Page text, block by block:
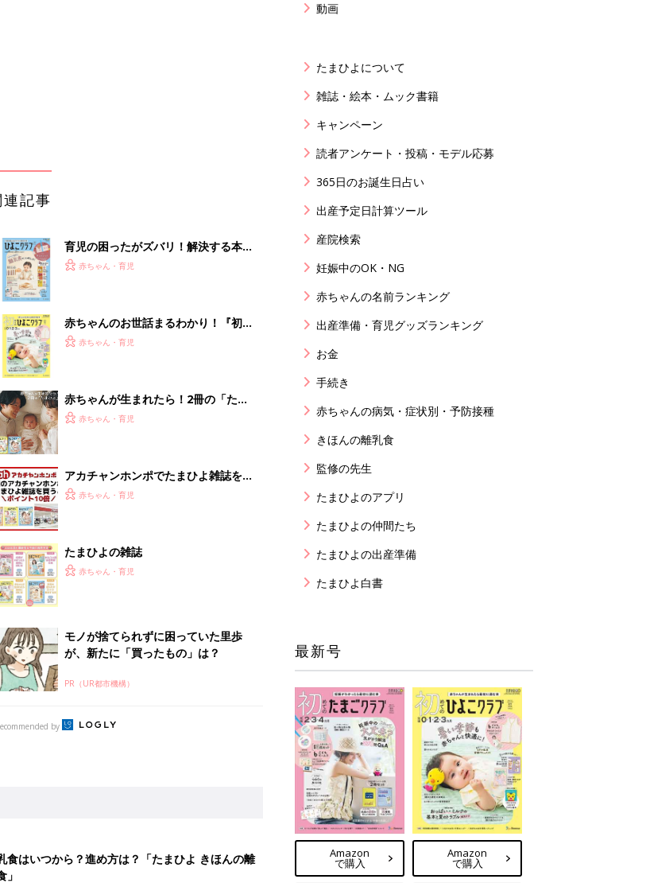
が、新たに「買ったもの」は？
PR（UR都市機構）
乳食はいつから？進め方は？「たまひよ きほんの離
乳の悩みや初めての離乳食作りに役立つ
てとお金
娠・出産・育児にかかる費用やもらえる補助
・助成金を解説
ァミリーパーク2026】
動画
たまひよについて
雑誌・絵本・ムック書籍
キャンペーン
読者アンケート・投稿・モデル応募
365日のお誕生日占い
出産予定日計算ツール
産院検索
妊娠中のOK・NG
赤ちゃんの名前ランキング
出産準備・育児グッズランキング
お金
手続き
赤ちゃんの病気・症状別・予防接種
きほんの離乳食
監修の先生
たまひよのアプリ
たまひよの仲間たち
たまひよの出産準備
たまひよ白書
最新号
Amazon
で購入
Amazon
で購入